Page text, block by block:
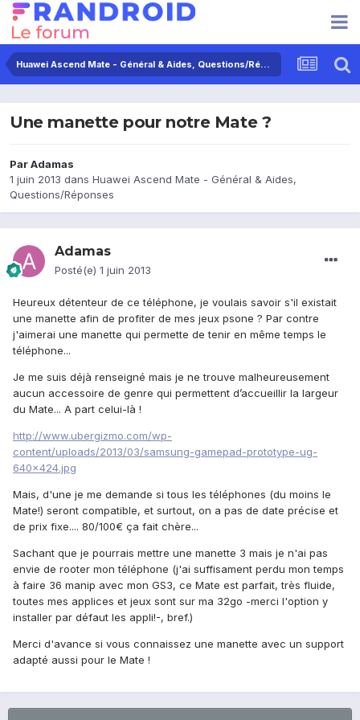
Huawei Ascend Mate - Général & Aides, Questions/Réponses
Une manette pour notre Mate ?
ParAdamas
1 juin 2013 dans Huawei Ascend Mate - Général & Aides,
Questions/Réponses
Adamas
Posté(e) 1 juin 2013
Heureux détenteur de ce téléphone, je voulais savoir s'il existait
une manette afin de profiter de mes jeux psone ? Par contre
j'aimerai une manette qui permette de tenir en même temps le
téléphone...
Je me suis déjà renseigné mais je ne trouve malheureusement
aucun accessoire de genre qui permettent d’accueillir la largeur
du Mate... A part celui-là !
http://www.ubergizmo.com/wp-
content/uploads/2013/03/samsung-gamepad-prototype-ug-
640x424.jpg
Mais, d'une je me demande si tous les téléphones (du moins le
Mate!) seront compatible, et surtout, on a pas de date précise et
de prix fixe.... 80/100€ ça fait chère...
Sachant que je pourrais mettre une manette 3 mais je n'ai pas
envie de rooter mon téléphone (j'ai suffisament perdu mon temps
à faire 36 manip avec mon GS3, ce Mate est parfait, très fluide,
toutes mes applices et jeux sont sur ma 32go -merci l'option y
installer par défaut les appli!-, bref.)
Merci d'avance si vous connaissez une manette avec un support
adapté aussi pour le Mate !